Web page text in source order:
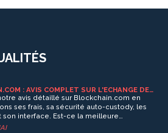
: AVIS COMPLET SUR L'ÉCHANGE DE
EN 2026
avis détaillé sur Blockchain.com en
ses frais, sa sécurité auto-custody, les
son interface. Est-ce la meilleure
acheter et stocker vos cryptos en toute